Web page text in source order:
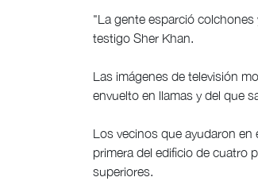
"La gente esparció
testigo Sher Khan.
Las imágenes de televisión
envuelto en llamas y del que
Los vecinos que ayudaron en
primera del edificio de cuatro
superiores.